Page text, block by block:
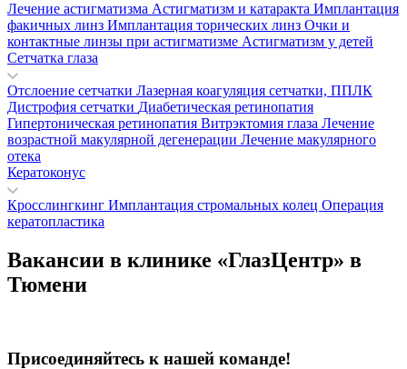
Лечение астигматизма Астигматизм и катаракта Имплантация
факичных линз Имплантация торических линз Очки и
контактные линзы при астигматизме Астигматизм у детей
Сетчатка глаза
Отслоение сетчатки Лазерная коагуляция сетчатки, ППЛК
Дистрофия сетчатки Диабетическая ретинопатия
Гипертоническая ретинопатия Витрэктомия глаза Лечение
возрастной макулярной дегенерации Лечение макулярного
отека
Кератоконус
Кросслингкинг Имплантация стромальных колец Операция
кератопластика
Вакансии в клинике «ГлазЦентр» в
Тюмени
Присоединяйтесь к нашей команде!